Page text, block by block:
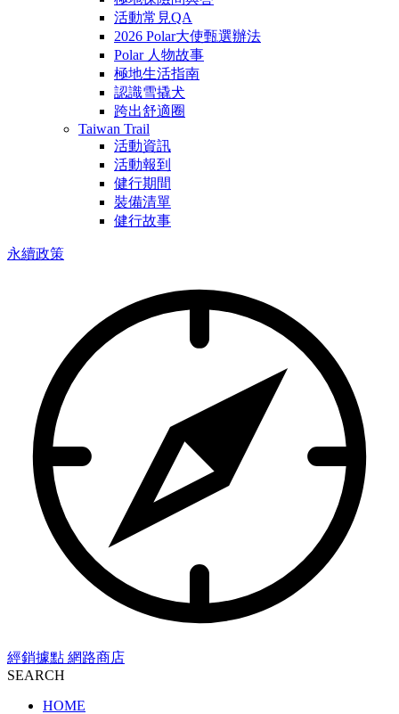
活動常見QA
2026 Polar大使甄選辦法
Polar 人物故事
極地生活指南
認識雪撬犬
跨出舒適圈
Taiwan Trail
活動資訊
活動報到
健行期間
裝備清單
健行故事
永續政策
經銷據點 網路商店
SEARCH
HOME